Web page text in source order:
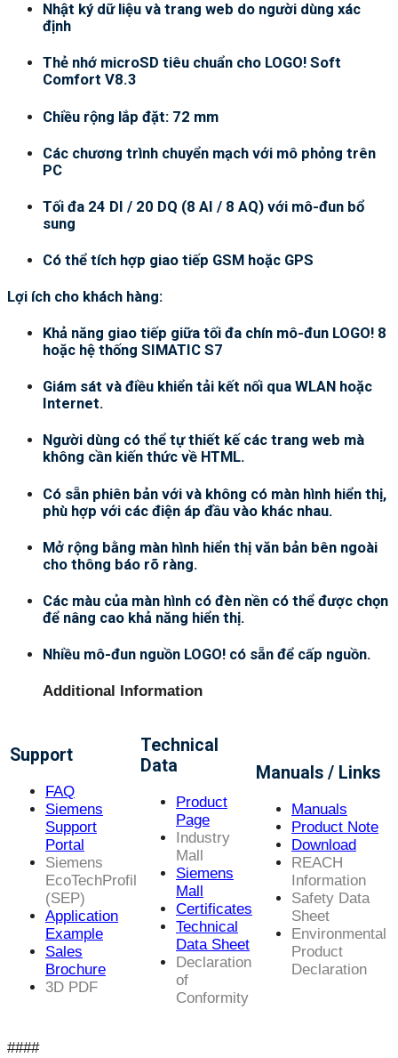
Nhật ký dữ liệu và trang web do người dùng xác
định
Thẻ nhớ microSD tiêu chuẩn cho LOGO! Soft
Comfort V8.3
Chiều rộng lắp đặt: 72 mm
Các chương trình chuyển mạch với mô phỏng trên
PC
Tối đa 24 DI / 20 DQ (8 AI / 8 AQ) với mô-đun bổ
sung
Có thể tích hợp giao tiếp GSM hoặc GPS
Lợi ích cho khách hàng:
Khả năng giao tiếp giữa tối đa chín mô-đun LOGO! 8
hoặc hệ thống SIMATIC S7
Giám sát và điều khiển tải kết nối qua WLAN hoặc
Internet.
Người dùng có thể tự thiết kế các trang web mà
không cần kiến thức về HTML.
Có sẵn phiên bản với và không có màn hình hiển thị,
phù hợp với các điện áp đầu vào khác nhau.
Mở rộng bằng màn hình hiển thị văn bản bên ngoài
cho thông báo rõ ràng.
Các màu của màn hình có đèn nền có thể được chọn
để nâng cao khả năng hiển thị.
Nhiều mô-đun nguồn LOGO! có sẵn để cấp nguồn.
Additional Information
Support
FAQ
Siemens
Support
Portal
Siemens
EcoTechProfil
(SEP)
Application
Example
Sales
Brochure
3D PDF
Technical
Data
Product
Page
Industry
Mall
Siemens
Mall
Certificates
Technical
Data Sheet
Declaration
of
Conformity
Manuals / Links
Manuals
Product Note
Download
REACH
Information
Safety Data
Sheet
Environmental
Product
Declaration
####